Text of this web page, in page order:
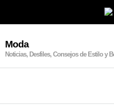
Moda
Noticias, Desfiles, Consejos de Estilo y